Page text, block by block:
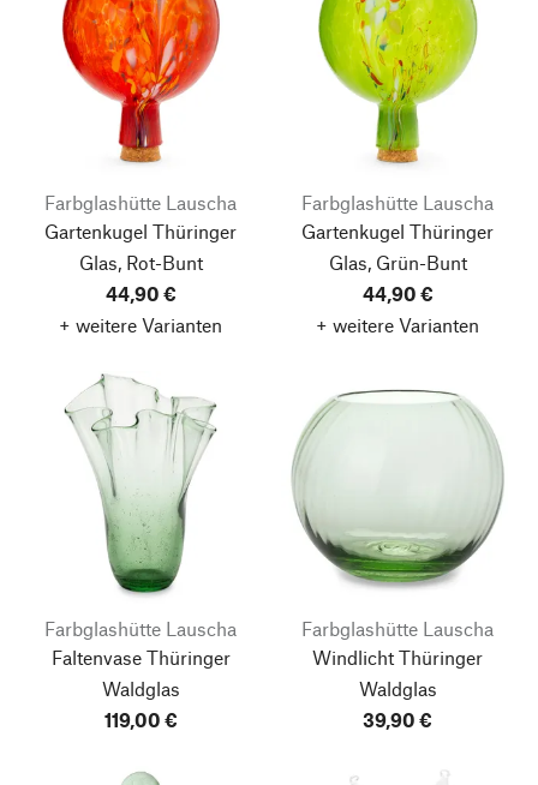
Farbglashütte Lauscha
Gartenkugel Thüringer
Glas, Rot-Bunt
44,90 €
+ weitere Varianten
Farbglashütte Lauscha
Gartenkugel Thüringer
Glas, Grün-Bunt
44,90 €
+ weitere Varianten
Farbglashütte Lauscha
Faltenvase Thüringer
Waldglas
119,00 €
Farbglashütte Lauscha
Windlicht Thüringer
Waldglas
39,90 €